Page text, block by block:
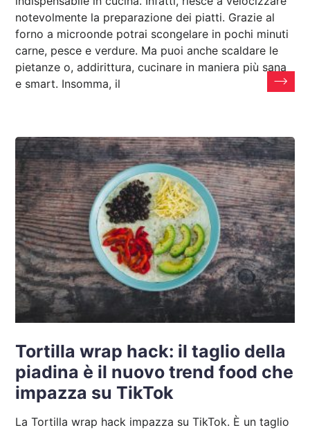
notevolmente la preparazione dei piatti. Grazie al
forno a microonde potrai scongelare in pochi minuti
carne, pesce e verdure. Ma puoi anche scaldare le
pietanze o, addirittura, cucinare in maniera più sana
e smart. Insomma, il
Tortilla wrap hack: il taglio della
piadina è il nuovo trend food che
impazza su TikTok
La Tortilla wrap hack impazza su TikTok. È un taglio